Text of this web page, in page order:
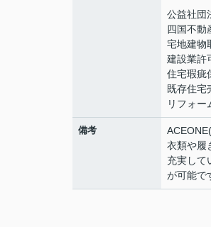
公益社団
四国不動
宅地建物
建設業
住宅瑕疵
既存住宅
リフォー
備考
衣類や履
充実して
が可能で